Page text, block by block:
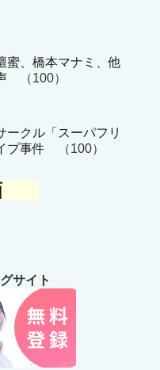
蜜、橋本マナミ、他
（100）
ークル「スーパフリ
プ事件 （100）
サイト